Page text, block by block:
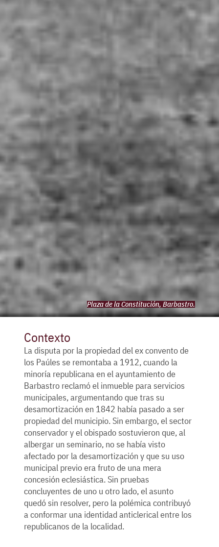
Plaza de la Constitución, Barbastro.
Contexto
La disputa por la propiedad del ex convento de
los Paúles se remontaba a 1912, cuando la
minoría republicana en el ayuntamiento de
Barbastro reclamó el inmueble para servicios
municipales, argumentando que tras su
desamortización en 1842 había pasado a ser
propiedad del municipio. Sin embargo, el sector
conservador y el obispado sostuvieron que, al
albergar un seminario, no se había visto
afectado por la desamortización y que su uso
municipal previo era fruto de una mera
concesión eclesiástica. Sin pruebas
concluyentes de uno u otro lado, el asunto
quedó sin resolver, pero la polémica contribuyó
a conformar una identidad anticlerical entre los
republicanos de la localidad.